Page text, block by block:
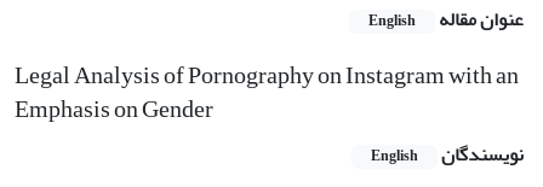
عنوان مقاله English
Legal Analysis of Pornography on Instagram with an
Emphasis on Gender
نویسندگان English